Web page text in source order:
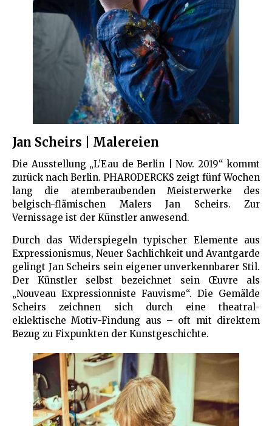
Jan Scheirs | Malereien
Die Ausstellung „L’Eau de Berlin | Nov. 2019“ kommt
zurück nach Berlin. PHARODERCKS zeigt fünf Wochen
lang die atemberaubenden Meisterwerke des
belgisch-flämischen Malers Jan Scheirs. Zur
Vernissage ist der Künstler anwesend.
Durch das Widerspiegeln typischer Elemente aus
Expressionismus, Neuer Sachlichkeit und Avantgarde
gelingt Jan Scheirs sein eigener unverkennbarer Stil.
Der Künstler selbst bezeichnet sein Œuvre als
„Nouveau Expressionniste Fauvisme“. Die Gemälde
Scheirs zeichnen sich durch eine theatral-
eklektische Motiv-Findung aus – oft mit direktem
Bezug zu Fixpunkten der Kunstgeschichte.